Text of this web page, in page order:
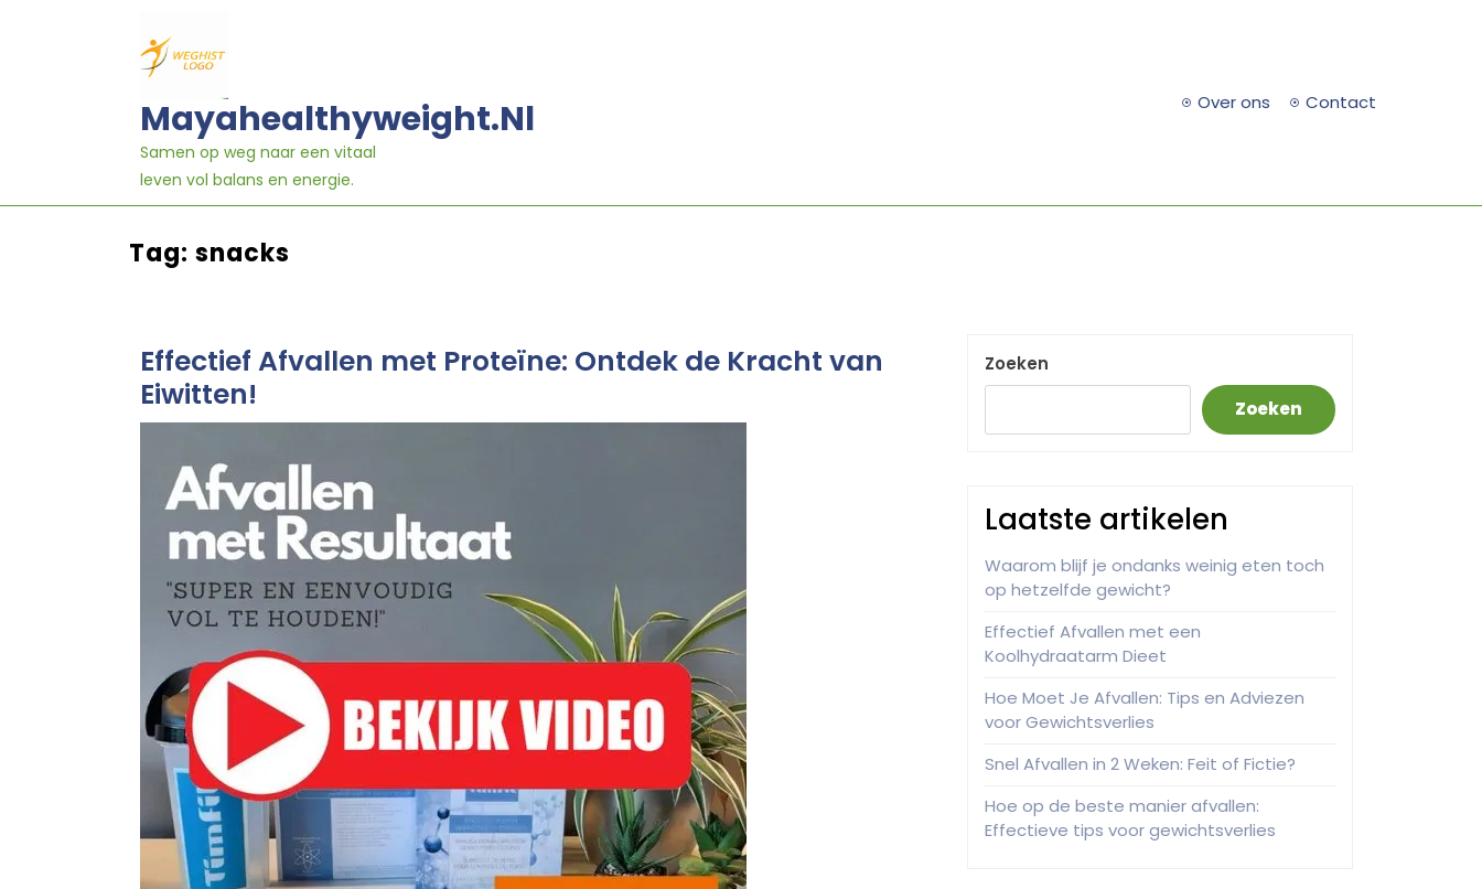
Mayahealthyweight.nl
Samen op weg naar een vitaal
leven vol balans en energie.
Over ons Contact
Tag: snacks
Effectief Afvallen met Proteïne: Ontdek de Kracht van
Eiwitten!
Zoeken
Zoeken
Laatste artikelen
Waarom blijf je ondanks weinig eten toch
op hetzelfde gewicht?
Effectief Afvallen met een
Koolhydraatarm Dieet
Hoe Moet Je Afvallen: Tips en Adviezen
voor Gewichtsverlies
Snel Afvallen in 2 Weken: Feit of Fictie?
Hoe op de beste manier afvallen:
Effectieve tips voor gewichtsverlies